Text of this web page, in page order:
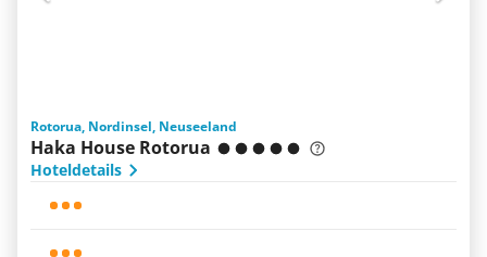
Rotorua, Nordinsel, Neuseeland
Haka House Rotorua
Hoteldetails